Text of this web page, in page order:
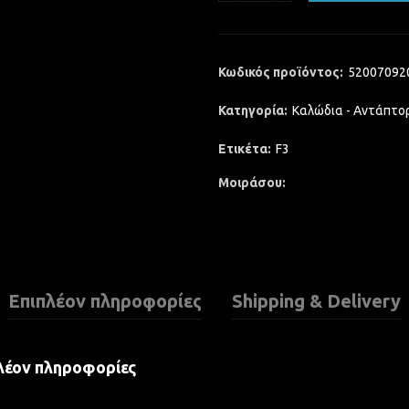
Κωδικός προϊόντος:
Κατηγορία: Καλώδια -
Ετικέτα: F3
Μοιράσου
Επιπλέον πληροφορίες Shipping & Delivery
πληροφορίες